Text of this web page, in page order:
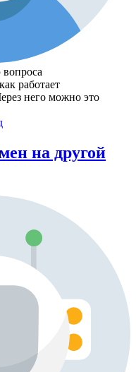
работает
него можно это
на другой